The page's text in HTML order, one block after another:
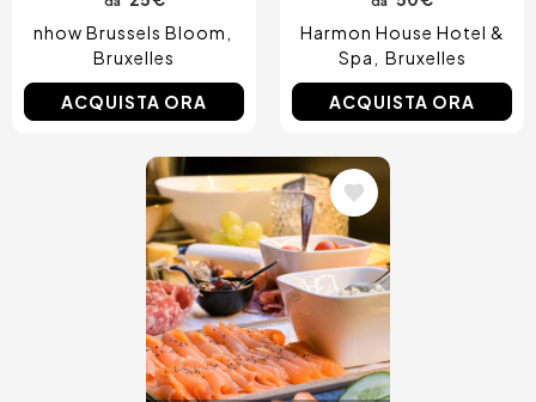
nhow Brussels Bloom
Bruxelles
ACQUISTA ORA
Harmon House Hotel &
Spa
Bruxelles
ACQUISTA ORA
Immagine